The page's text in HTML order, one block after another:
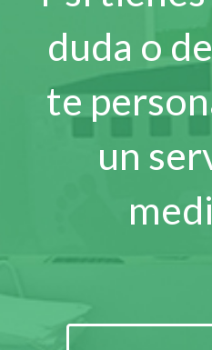
duda o
te
un